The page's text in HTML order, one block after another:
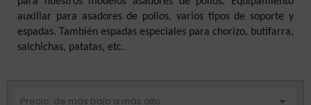
auxiliar para asadores de pollos, varios tipos de soporte y
espadas. También espadas especiales para chorizo, butifarra,
salchichas, patatas, etc.
Precio: de más bajo a más alto 